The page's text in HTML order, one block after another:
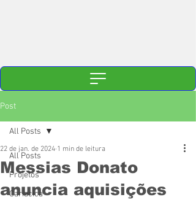
Post
All Posts
Projetos
Cariacica
All Posts
Messias Donato
anuncia aquisições
22 de jan. de 2024 1 min de leitura